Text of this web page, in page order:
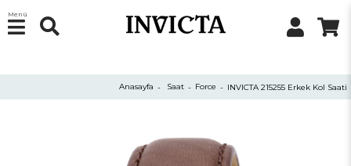
Menü
Anasayfa Saat Force INVICTA 215255 Erkek Kol Saati